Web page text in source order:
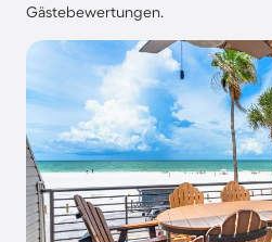
Gästebewertungen.